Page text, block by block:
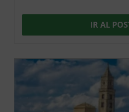
IR AL